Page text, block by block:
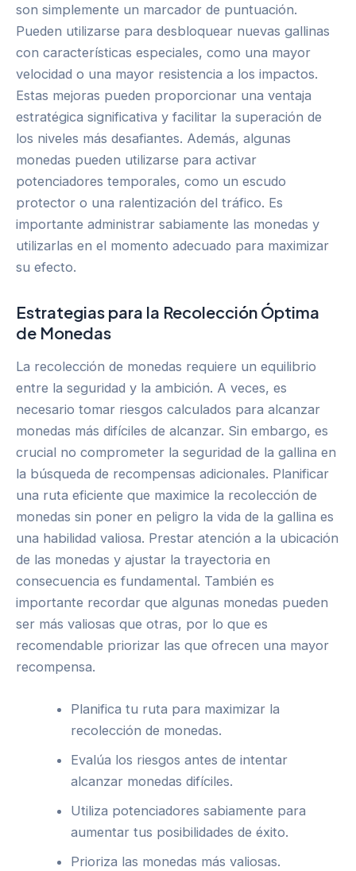
son simplemente un marcador de puntuación.
Pueden utilizarse para desbloquear nuevas gallinas
con características especiales, como una mayor
velocidad o una mayor resistencia a los impactos.
Estas mejoras pueden proporcionar una ventaja
estratégica significativa y facilitar la superación de
los niveles más desafiantes. Además, algunas
monedas pueden utilizarse para activar
potenciadores temporales, como un escudo
protector o una ralentización del tráfico. Es
importante administrar sabiamente las monedas y
utilizarlas en el momento adecuado para maximizar
su efecto.
Estrategias para la Recolección Óptima
de Monedas
La recolección de monedas requiere un equilibrio
entre la seguridad y la ambición. A veces, es
necesario tomar riesgos calculados para alcanzar
monedas más difíciles de alcanzar. Sin embargo, es
crucial no comprometer la seguridad de la gallina en
la búsqueda de recompensas adicionales. Planificar
una ruta eficiente que maximice la recolección de
monedas sin poner en peligro la vida de la gallina es
una habilidad valiosa. Prestar atención a la ubicación
de las monedas y ajustar la trayectoria en
consecuencia es fundamental. También es
importante recordar que algunas monedas pueden
ser más valiosas que otras, por lo que es
recomendable priorizar las que ofrecen una mayor
recompensa.
Planifica tu ruta para maximizar la
recolección de monedas.
Evalúa los riesgos antes de intentar
alcanzar monedas difíciles.
Utiliza potenciadores sabiamente para
aumentar tus posibilidades de éxito.
Prioriza las monedas más valiosas.